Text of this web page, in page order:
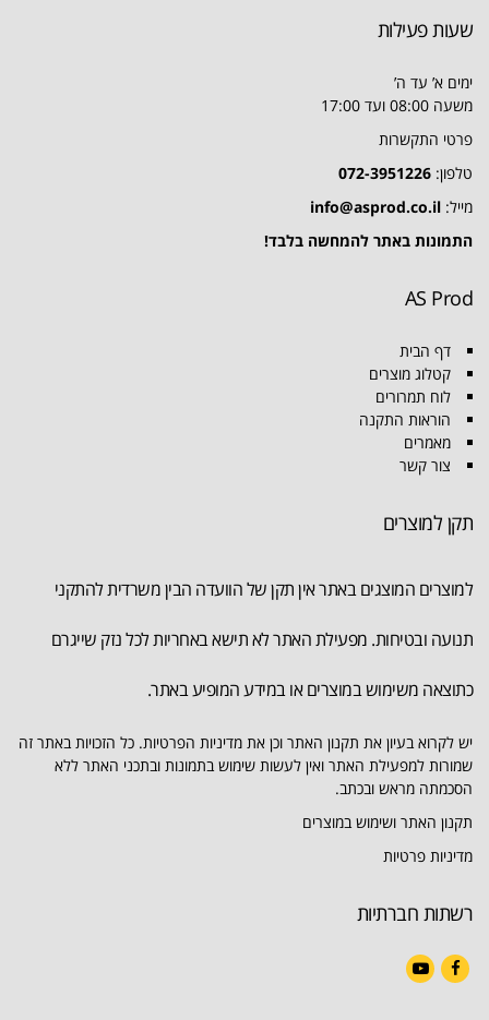
שעות פעילות
ימים א’ עד ה’
משעה 08:00 ועד 17:00
פרטי התקשרות
טלפון: 072-3951226
מייל: info@asprod.co.il
התמונות באתר להמחשה בלבד!
AS Prod
דף הבית
קטלוג מוצרים
לוח תמרורים
הוראות התקנה
מאמרים
צור קשר
תקן למוצרים
למוצרים המוצגים באתר אין תקן של הוועדה הבין משרדית להתקני
תנועה ובטיחות. מפעילת האתר לא תישא באחריות לכל נזק שייגרם
כתוצאה משימוש במוצרים או במידע המופיע באתר.
יש לקרוא בעיון את תקנון האתר וכן את מדיניות הפרטיות. כל הזכויות באתר זה
שמורות למפעילת האתר ואין לעשות שימוש בתמונות ובתכני האתר ללא
הסכמתה מראש ובכתב.
תקנון האתר ושימוש במוצרים
מדיניות פרטיות
רשתות חברתיות